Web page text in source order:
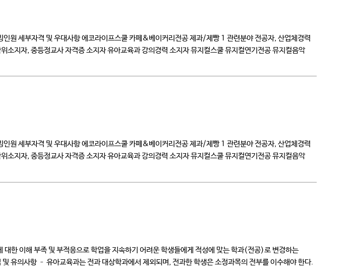
세부자격 및 우대사항 에코라이프스쿨 카페&베이커리전공 제과/제빵 1 관련분야 전공자, 산업체경력
지자, 중등정교사 자격증 소지자 유아교육과 강의경력 소지자 뮤지컬스쿨 뮤지컬연기전공 뮤지컬음악
세부자격 및 우대사항 에코라이프스쿨 카페&베이커리전공 제과/제빵 1 관련분야 전공자, 산업체경력
지자, 중등정교사 자격증 소지자 유아교육과 강의경력 소지자 뮤지컬스쿨 뮤지컬연기전공 뮤지컬음악
해 부족 및 부적응으로 학업을 지속하기 어려운 학생들에게 적성에 맞는 학과(전공)로 변경하는
유의사항 – 유아교육과는 전과 대상학과에서 제외되며, 전과한 학생은 소정과목의 전부를 이수해야 한다.